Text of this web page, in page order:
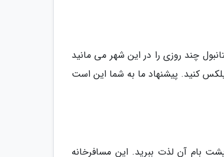
چند روزی را در این شهر می مانید
کنید. پیشنهاد ما به شما این است
بام آن لذت ببرید. این مسافرخانه